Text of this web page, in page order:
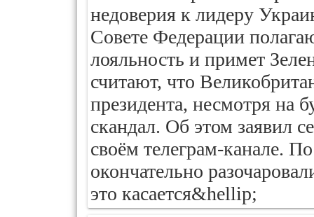
недоверия к лидеру
Совете Федерации
лояльность и примет
считают, что
президента, несмотря
скандал. Об этом заявил
своём телеграм-канале.
окончательно
это касается&hellip;